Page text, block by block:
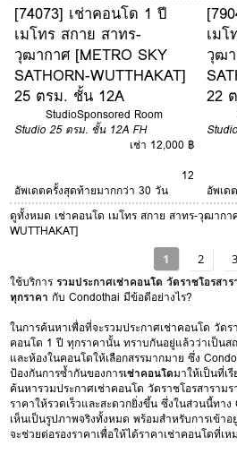
[74073] เช่าคอนโด 1 ปี
เมโทร สกาย สาทร-
วุฒากาศ [METRO SKY
SATHORN-WUTTHAKAT]
25 ตรม. ชั้น 12A
StudioSponsored Room
Studio 25 ตรม. ชั้น 12A FH
เช่า 12,000 ฿
12
อัพเดตครั้งสุดท้ายมากกว่า 30 วัน
เม
วุฒ
22
Studio
อัพเด
ดูทั้งหมด เช่าคอนโด เมโทร สกาย สาทร-วุฒากา
WUTTHAKAT]
1 2 3
ใช้บริการรวมประกาศเช่าคอนโด วัดราชโอรสา
ทุกราคา กับ Condothai มีข้อดีอย่างไร?
ในการค้นหาเพื่อที่จะรวมประกาศเช่าคอนโด วัดร
คอนโด 1 ปี ทุกราคานั้น ทราบกันอยู่แล้วว่าเป็น
และห้องในคอนโดให้เลือกสรรมากมาย ซึ่ง
ป้องกันการซ้ำกันของการเช่าคอนโดมาให้เป็นที่เ
ค้นหารวมประกาศเช่าคอนโด วัดราชโอรสาราม
ราคาให้รวดเร็วและสะดวกยิ่งขึ้น ซึ่งในส่วนนี้ทา
เห็นเป็นรูปภาพจริงทั้งหมด พร้อมสำหรับการเข้
จะช่วยต่อรองราคาเพื่อให้ได้ราคาเช่าคอนโดที่เ